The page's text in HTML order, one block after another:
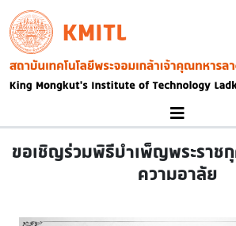
Skip to main content
KMITL
Image
ขอเชิญร่วมพิธีบำเพ็ญพระราช
ความอาลัย